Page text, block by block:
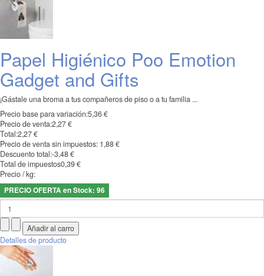
Papel Higiénico Poo Emotion
Gadget and Gifts
¡Gástale una broma a tus compañeros de piso o a tu familia ...
Precio base para variación:5,36 €
Precio de venta:2,27 €
Total:2,27 €
Precio de venta sin impuestos: 1,88 €
Descuento total:-3,48 €
Total de impuestos0,39 €
Precio / kg:
PRECIO OFERTA en Stock: 96
Detalles de producto